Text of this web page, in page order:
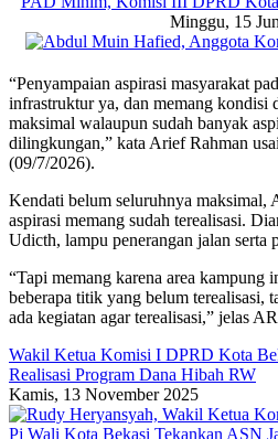
Minggu, 15
“Penyampaian aspirasi masyarakat
infrastruktur ya, dan memang kondisi
maksimal walaupun sudah banyak
dilingkungan,” kata Arief Rahman
(09/7/2026).
Kendati belum seluruhnya maksimal,
aspirasi memang sudah terealisasi.
Udicth, lampu penerangan jalan serta
“Tapi memang karena area kampung
beberapa titik yang belum terealisasi,
ada kegiatan agar terealisasi,” jelas
Wakil Ketua Komisi I DPRD Kota
Realisasi Program Dana Hibah RW
Kamis, 13 November 2025
Pj Wali Kota Bekasi Tekankan ASN